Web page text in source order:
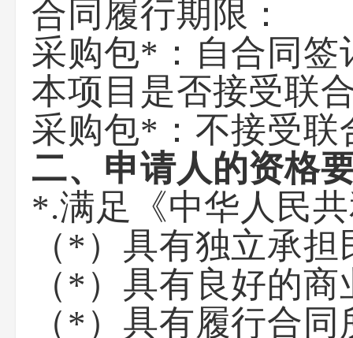
合同履行期限：
采购包*：自合同
本项目是否接受联
采购包*：不接受联
二、申请人的资格
*.满足《中华人民
（*）具有独立承
（*）具有良好的
（*）具有履行合